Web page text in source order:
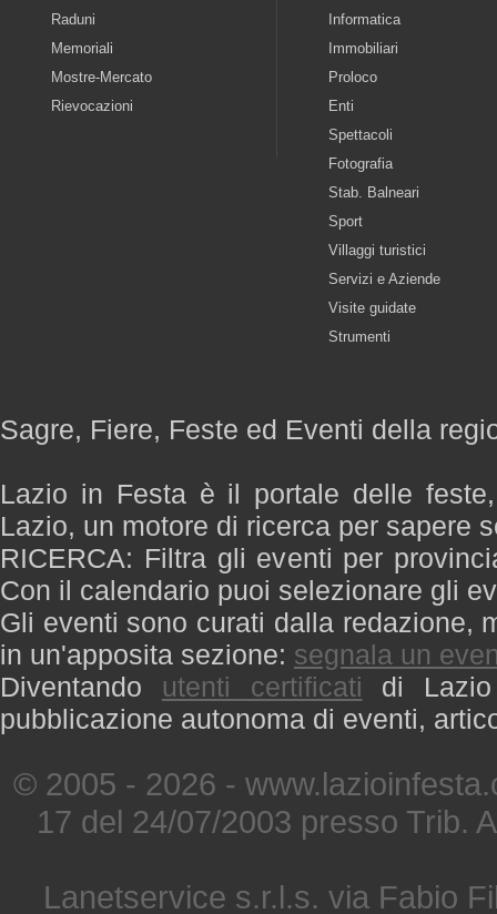
Raduni
Memoriali
Mostre-Mercato
Rievocazioni
Informatica
Immobiliari
Proloco
Enti
Spettacoli
Fotografia
Stab. Balneari
Sport
Villaggi turistici
Servizi e Aziende
Visite guidate
Strumenti
Sagre, Fiere, Feste ed Eventi della
Lazio in Festa è il portale delle
Lazio, un motore di ricerca per sapere
RICERCA: Filtra gli eventi per
Con il calendario puoi selezionare gli
Gli eventi sono curati dalla redazione,
in un'apposita sezione: segnala un
Diventando utenti certificati di
pubblicazione autonoma di eventi,
© 2005 - 2026 -
17 del 24/07/2003 presso Trib.
Lanetservice s.r.l.s. via Fabio